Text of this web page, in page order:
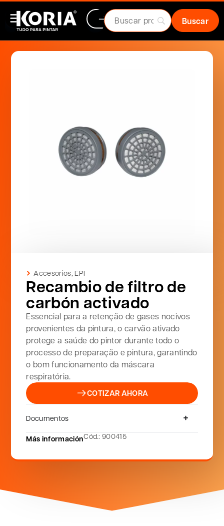
Accesorios,EPI
Recambio de filtro de
carbón activado
Essencial para a retenção de gases nocivos
provenientes da pintura, o carvão ativado
protege a saúde do pintor durante todo o
processo de preparação e pintura, garantindo
o bom funcionamento da máscara
respiratória.
COTIZAR AHORA
Documentos
Más informaciónCód.: 900415